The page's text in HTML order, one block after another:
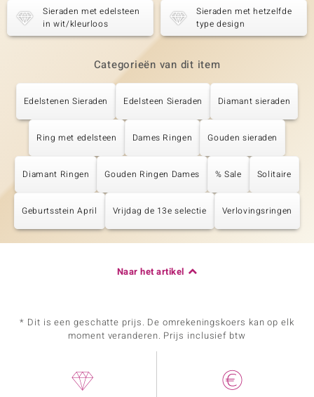
Sieraden met edelsteen
in wit/kleurloos
Sieraden met hetzelfde
type design
Categorieën van dit item
Edelstenen Sieraden Edelsteen Sieraden Diamant sieraden
Ring met edelsteen Dames Ringen Gouden sieraden
Diamant Ringen Gouden Ringen Dames % Sale Solitaire
Geburtsstein April Vrijdag de 13e selectie Verlovingsringen
Naar het artikel
* Dit is een geschatte prijs. De omrekeningskoers kan op elk
moment veranderen. Prijs inclusief btw